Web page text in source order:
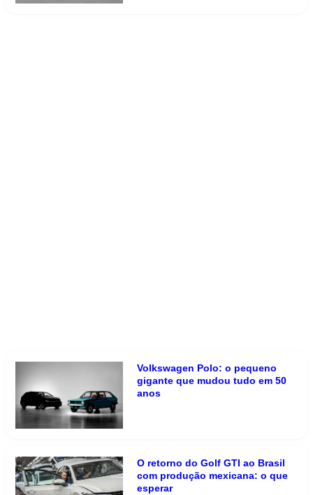
Volkswagen Polo: o pequeno
gigante que mudou tudo em 50
anos
O retorno do Golf GTI ao Brasil
com produção mexicana: o que
esperar